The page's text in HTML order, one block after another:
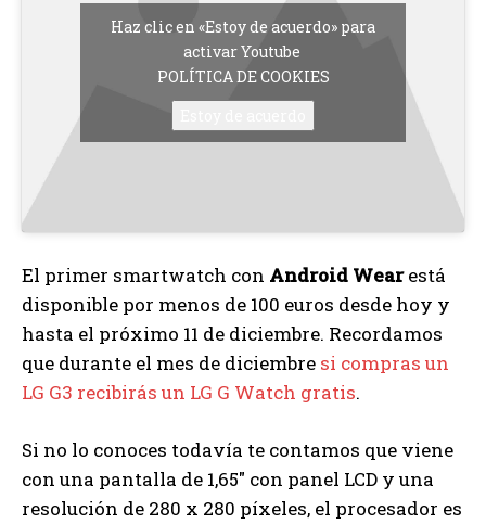
Haz clic en «Estoy de acuerdo» para
activar Youtube
POLÍTICA DE COOKIES
El primer smartwatch con Android Wearestá
disponible por menos de 100 euros desde hoy y
hasta el próximo 11 de diciembre. Recordamos
que durante el mes de diciembre si compras un
LG G3 recibirás un LG G Watch gratis.
Si no lo conoces todavía te contamos que viene
con una pantalla de 1,65″ con panel LCD y una
resolución de 280 x 280 píxeles, el procesador es